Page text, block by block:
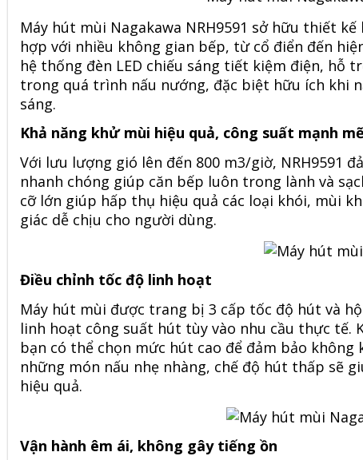
Máy hút mùi Nagakawa NRH9591 sở hữu thiết
hợp với nhiều không gian bếp, từ cổ điển đến
hệ thống đèn LED chiếu sáng tiết kiệm điện, hỗ
trong quá trình nấu nướng, đặc biệt hữu ích khi
sáng.
Khả năng khử mùi hiệu quả, công suất mạnh mẽ
Với lưu lượng gió lên đến 800 m3/giờ, NRH9591
nhanh chóng giúp căn bếp luôn trong lành và
cỡ lớn giúp hấp thụ hiệu quả các loại khói, mùi
giác dễ chịu cho người dùng.
Điều chỉnh tốc độ linh hoạt
Máy hút mùi được trang bị 3 cấp tốc độ hút và
linh hoạt công suất hút tùy vào nhu cầu thực tế.
bạn có thể chọn mức hút cao để đảm bảo
những món nấu nhẹ nhàng, chế độ hút thấp sẽ
hiệu quả.
Vận hành êm ái, không gây tiếng ồn